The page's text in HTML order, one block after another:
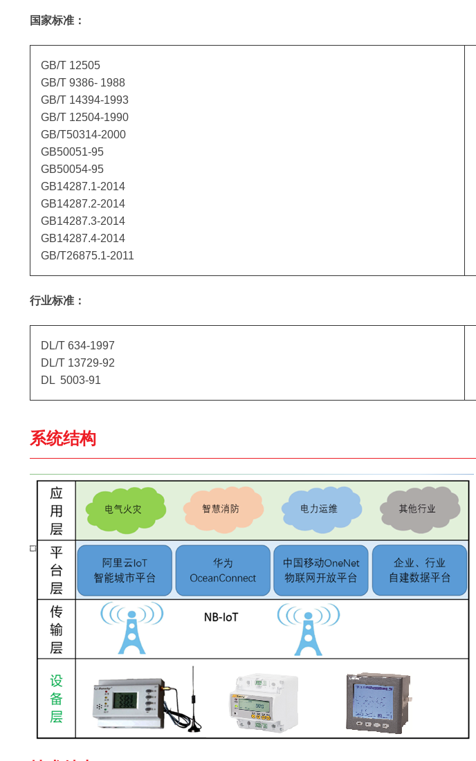
国家标准：
GB/T 12505
GB/T 9386- 1988
GB/T 14394-1993
GB/T 12504-1990
GB/T50314-2000
GB50051-95
GB50054-95
GB14287.1-2014
GB14287.2-2014
GB14287.3-2014
GB14287.4-2014
GB/T26875.1-2011
行业标准：
DL/T 634-1997
DL/T 13729-92
DL 5003-91
系统结构